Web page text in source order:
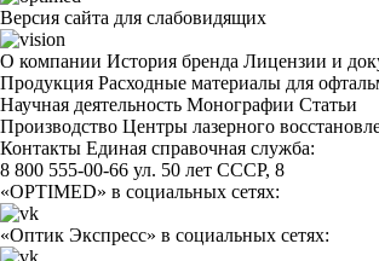
Версия сайта для слабовидящих
О компании История бренда Лицензии и
Продукция Расходные материалы для
Научная деятельность Монографии Статьи
Производство Центры лазерного
Контакты Единая справочная служба:
8 800 555-00-66 ул. 50 лет СССР, 8
«OPTIMED» в социальных сетях:
«Оптик Экспресс» в социальных сетях: